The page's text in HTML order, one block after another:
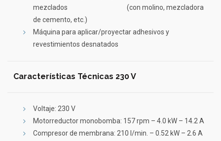
mezclados (con molino, mezcladora
de cemento, etc.)
Máquina para aplicar/proyectar adhesivos y
revestimientos desnatados
Características Técnicas 230 V
Voltaje: 230 V
Motorreductor monobomba: 157 rpm – 4.0 kW – 14.2 A
Compresor de membrana: 210 l/min. – 0.52 kW – 2.6 A